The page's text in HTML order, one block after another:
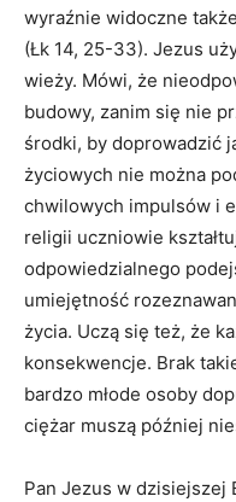
wyraźnie widoczne
(Łk 14, 25-33). Jezus
wieży. Mówi, że
budowy, zanim się nie
środki, by doprowadzić
życiowych nie można
chwilowych impulsów i
religii uczniowie
odpowiedzialnego
umiejętność
życia. Uczą się też, że
konsekwencje. Brak
bardzo młode osoby
ciężar muszą później
Pan Jezus w dzisiejszej